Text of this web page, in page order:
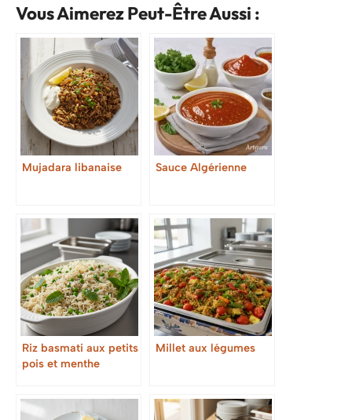
Vous Aimerez Peut-Être Aussi :
Mujadara libanaise Sauce Algérienne
Riz basmati aux petits
pois et menthe
Millet aux légumes